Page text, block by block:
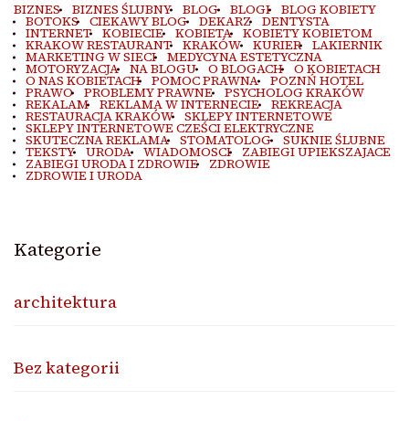
BIZNES BIZNES ŚLUBNY BLOG BLOGI BLOG KOBIETY
BOTOKS CIEKAWY BLOG DEKARZ DENTYSTA
INTERNET KOBIECIE KOBIETA KOBIETY KOBIETOM
KRAKOW RESTAURANT KRAKÓW KURIER LAKIERNIK
MARKETING W SIECI MEDYCYNA ESTETYCZNA
MOTORYZACJA NA BLOGU O BLOGACH O KOBIETACH
O NAS KOBIETACH POMOC PRAWNA POZNŃ HOTEL
PRAWO PROBLEMY PRAWNE PSYCHOLOG KRAKÓW
REKALAM REKLAMA W INTERNECIE REKREACJA
RESTAURACJA KRAKÓW SKLEPY INTERNETOWE
SKLEPY INTERNETOWE CZEŚCI ELEKTRYCZNE
SKUTECZNA REKLAMA STOMATOLOG SUKNIE ŚLUBNE
TEKSTY URODA WIADOMOSCI ZABIEGI UPIEKSZAJACE
ZABIEGI URODA I ZDROWIE ZDROWIE
ZDROWIE I URODA
Kategorie
architektura
Bez kategorii